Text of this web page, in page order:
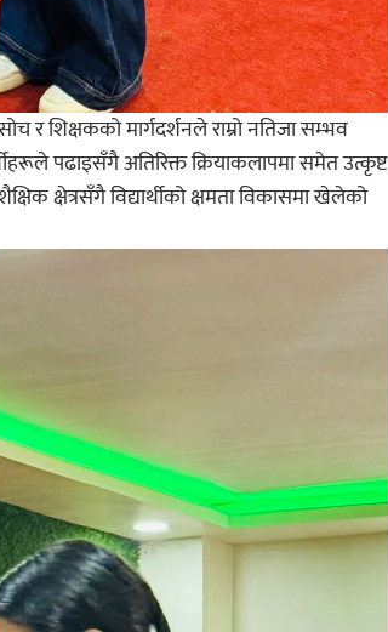
र शिक्षकको मार्गदर्शनले राम्रो नतिजा सम्भव
पढाइसँगै अतिरिक्त क्रियाकलापमा समेत उत्कृष्ट
क्षेत्रसँगै विद्यार्थीको क्षमता विकासमा खेलेको